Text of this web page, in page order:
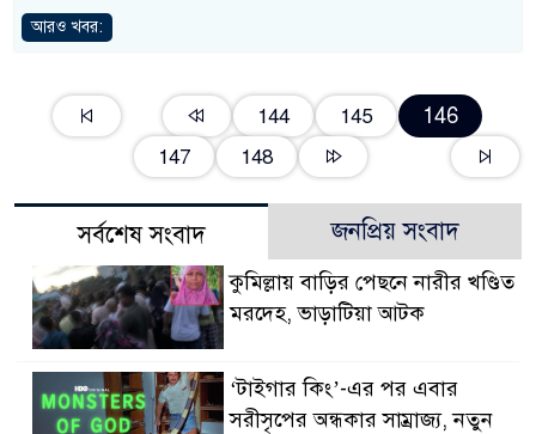
আরও খবর:
144 145 146
147 148
সর্বশেষ সংবাদ জনপ্রিয় সংবাদ
কুমিল্লায় বাড়ির পেছনে নারীর খণ্ডিত
মরদেহ, ভাড়াটিয়া আটক
‘টাইগার কিং’-এর পর এবার
সরীসৃপের অন্ধকার সাম্রাজ্য, নতুন